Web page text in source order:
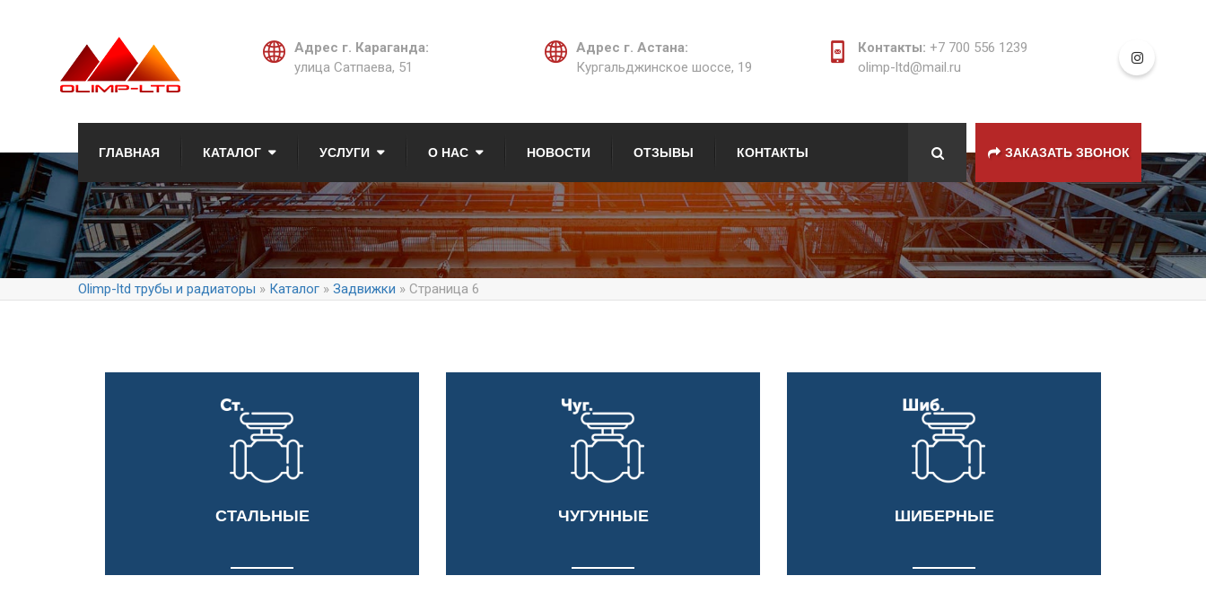
Адрес г. Караганда:
улица Сатпаева, 51
Адрес г. Астана:
Кургальджинское шоссе, 19
Контакты: +7 700 556 1239
olimp-ltd@mail.ru
ГЛАВНАЯ КАТАЛОГ УСЛУГИ О НАС НОВОСТИ ОТЗЫВЫ КОНТАКТЫ ЗАКАЗАТЬ ЗВОНОК
Olimp-ltd трубы и радиаторы » Каталог » Задвижки » Страница 6
СТАЛЬНЫЕ ЧУГУННЫЕ ШИБЕРНЫЕ